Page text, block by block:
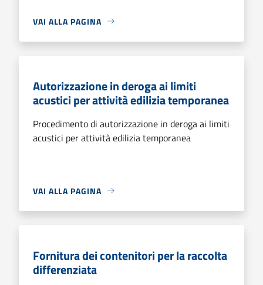
VAI ALLA PAGINA
Autorizzazione in deroga ai limiti
acustici per attività edilizia temporanea
Procedimento di autorizzazione in deroga ai limiti
acustici per attività edilizia temporanea
VAI ALLA PAGINA
Fornitura dei contenitori per la raccolta
differenziata